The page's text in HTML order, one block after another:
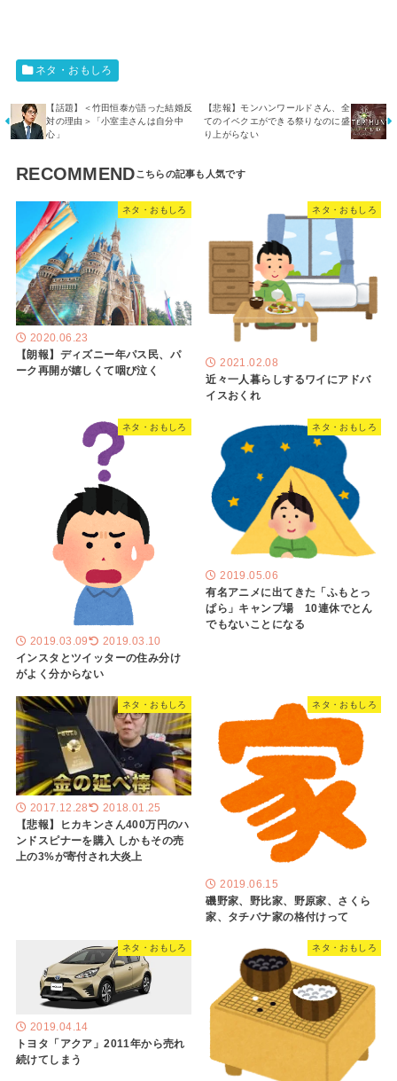
ネタ・おもしろ
【話題】＜竹田恒泰が語った結婚反
対の理由＞「小室圭さんは自分中
心」
【悲報】モンハンワールドさん、全
てのイベクエができる祭りなのに盛
り上がらない
RECOMMEND
ネタ・おもしろ
2020.06.23
【朗報】ディズニー年パス民、パ
ーク再開が嬉しくて咽び泣く
ネタ・おもしろ
2021.02.08
近々一人暮らしするワイにアドバ
イスおくれ
ネタ・おもしろ
2019.03.09 2019.03.10
インスタとツイッターの住み分け
がよく分からない
ネタ・おもしろ
2019.05.06
有名アニメに出てきた「ふもとっ
ぱら」キャンプ場 10連休でとん
でもないことになる
ネタ・おもしろ
2017.12.28 2018.01.25
【悲報】ヒカキンさん400万円のハ
ンドスピナーを購入 しかもその売
上の3%が寄付され大炎上
ネタ・おもしろ
2019.06.15
磯野家、野比家、野原家、さくら
家、タチバナ家の格付けって
ネタ・おもしろ
2019.04.14
トヨタ「アクア」2011年から売れ
続けてしまう
ネタ・おもしろ